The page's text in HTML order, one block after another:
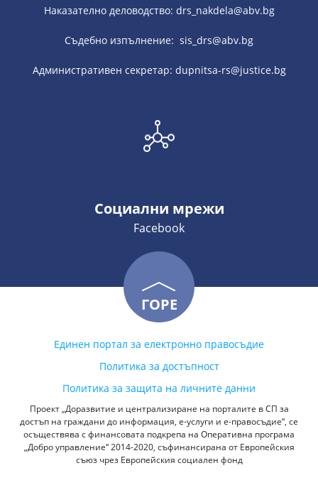
Наказателно деловодство: drs_nakdela@abv.bg
Съдебно изпълнение: sis_drs@abv.bg
Административен секретар: dupnitsa-rs@justice.bg
Социални мрежи
Facebook
ГОРЕ
Единен портал за електронно правосъдие
Политика за достъпност
Политика за защита на личните данни
Проект „Доразвитие и централизиране на порталите в СП за
достъп на граждани до информация, е-услуги и е-правосъдие“, се
осъществява с финансовата подкрепа на Оперативна програма
„Добро управление“ 2014-2020, съфинансирана от Европейския
съюз чрез Европейския социален фонд